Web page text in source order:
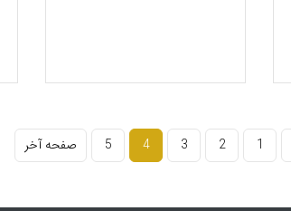
1
2
3
4
5 صفحه آخر